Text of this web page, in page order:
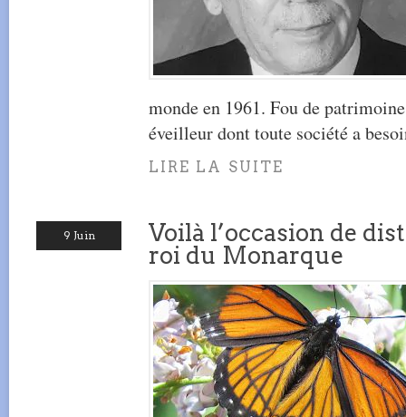
monde en 1961. Fou de
éveilleur dont toute société a
LIRE LA SUITE
9 Juin
Voilà l’occasion de
roi du Monarque